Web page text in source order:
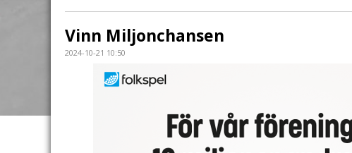
Vinn Miljonchansen
2024-10-21 10:50